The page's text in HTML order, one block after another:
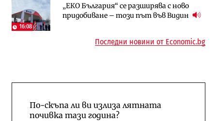
16:08
„ЕКО България“ се разширява с ново
придобиване – този път във Видин
Общините вече зависят от
централната власт за 75% от
А1 отново е лидер при технологичните
компании и системните интегратори
Последни новини от Economic.bg
По-скъпа ли ви излиза лятната
почивка тази година?